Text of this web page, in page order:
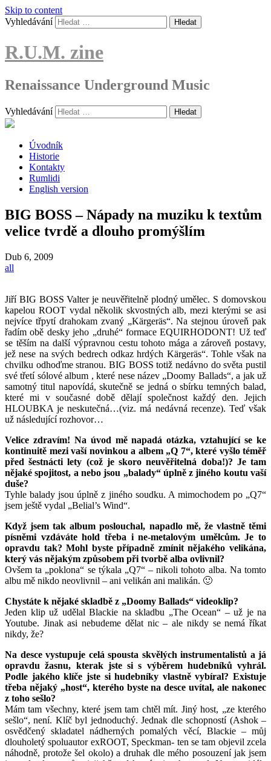
Skip to content
Vyhledávání
R.U.M. zine
Renaissance Underground Music
Vyhledávání
Úvodník
Historie
Kontakty
Rumlidi
English version
BIG BOSS – Nápady na muziku k textům
velice tvrdě a dlouho promýšlím
Dub 6, 2009
all
Jiří BIG BOSS Valter je neuvěřitelně plodný umělec. S domovskou
kapelou ROOT vydal několik skvostných alb, mezi kterými se asi
nejvíce třpytí drahokam zvaný „Kärgeräs“. Na stejnou úroveň pak
řadím obě desky jeho „druhé“ formace EQUIRHODONT! Už teď
se těším na další výpravnou cestu tohoto mága a zároveň postavy,
jež nese na svých bedrech odkaz hrdých Kärgeräs“. Tohle však na
chvilku odhoďme stranou. BIG BOSS totiž nedávno do světa pustil
své třetí sólové album , které nese název „Doomy Ballads“, a jak už
samotný titul napovídá, skutečně se jedná o sbírku temných balad,
které mi v současné době dělají společnost každý den. Jejich
HLOUBKA je neskutečná…(viz. má nedávná recenze). Teď však
už následující rozhovor…
Velice zdravím! Na úvod mě napadá otázka, vztahující se ke
kontinuitě mezi vaší novinkou a albem „Q 7“, které vyšlo téměř
před šestnácti lety (což je skoro neuvěřitelná doba!)? Je tam
nějaké spojitost, a nebo jsou „balady“ úplně z jiného koutu vaší
duše?
Tyhle balady jsou úplně z jiného soudku. A mimochodem po „Q7“
jsem ještě vydal „Belial’s Wind“.
Když jsem tak album poslouchal, napadlo mě, že vlastně těmi
písněmi vzdáváte hold třeba i ne-metalovým umělcům. Je to
opravdu tak? Mohl byste případně zmínit nějakého velikána,
který vás nějakým způsobem při tvorbě alba ovlivnil?
Ovšem ta „poklona“ se týkala „Q7“ – nikoli tohoto alba. Na tomto
albu mě nikdo neovlivnil – ani velikán ani malikán. 🙂
Chystáte k nějaké skladbě z „Doomy Ballads“ videoklip?
Jeden klip už udělal Blackie na skladbu „The Ocean“ – už je na
Youtube. Jinak asi nebudeme dělat nic – ale nikdy se nemá říkat
nikdy, že?
Na desce vystupuje celá spousta skvělých instrumentalistů a já
opravdu žasnu, kterak jste si s výběrem hudebníků vyhrál.
Podle jakého klíče jste si hudebníky vlastně vybíral? Existuje
třeba nějaký „host“, kterého byste na desce uvítal, ale nakonec
z toho sešlo?
Mám tam všechny, které jsem tam chtěl mít. Jiný host, „ze kterého
sešlo“, není. Klíč byl jednoduchý. Jednak dle schopností (Ashok –
osvědčený skladatel nádherných pomalých věcí, Blackie – můj
dlouholetý spoluautor exROOT, Speckman- ten se tam objevil zcela
náhodně, protože šel okolo) a druhak dle mého posouzení jak jsem